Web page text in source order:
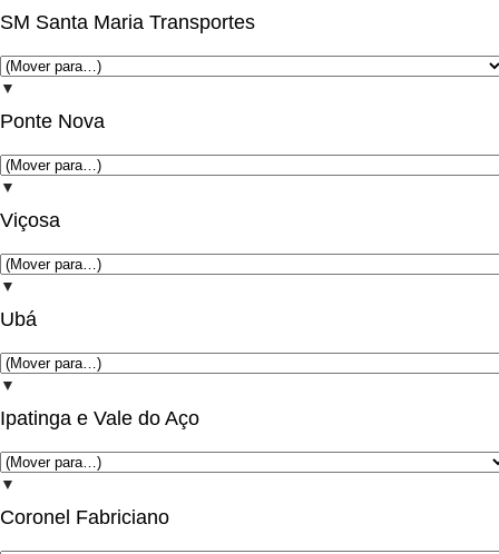
SM Santa Maria Transportes
▼
Ponte Nova
▼
Viçosa
▼
Ubá
▼
Ipatinga e Vale do Aço
▼
Coronel Fabriciano